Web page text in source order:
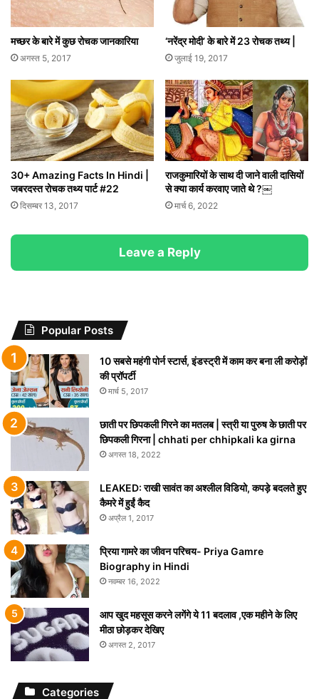
मच्छर के बारे में कुछ रोचक जानकारिया
अगस्त 5, 2017
‘नरेंद्र मोदी’ के बारे में 23 रोचक तथ्य |
जुलाई 19, 2017
30+ Amazing Facts In Hindi |
जबरदस्त रोचक तथ्य पार्ट #22
दिसम्बर 13, 2017
राजकुमारियों के साथ दी जाने वाली दासियों
से क्या कार्य करवाए जाते थे ?￼
मार्च 6, 2022
Leave a Reply
Popular Posts
10 सबसे महंगी पोर्न स्टार्स, इंडस्ट्री में काम कर बना ली करोड़ों
की प्रॉपर्टी
मार्च 5, 2017
छाती पर छिपकली गिरने का मतलब | स्त्री या पुरुष के छाती पर
छिपकली गिरना | chhati per chhipkali ka girna
अगस्त 18, 2022
LEAKED: राखी सावंत का अश्लील विडियो, कपड़े बदलते हुए
कैमरे में हुईं कैद
अप्रैल 1, 2017
प्रिया गामरे का जीवन परिचय- Priya Gamre
Biography in Hindi
नवम्बर 16, 2022
आप खुद महसूस करने लगेंगे ये 11 बदलाव ,एक महीने के लिए
मीठा छोड़कर देखिए
अगस्त 2, 2017
Categories